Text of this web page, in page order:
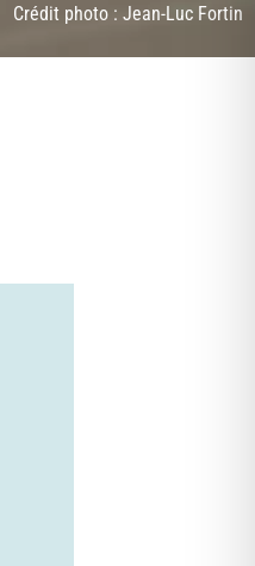
Crédit photo : Jean-Luc Fortin